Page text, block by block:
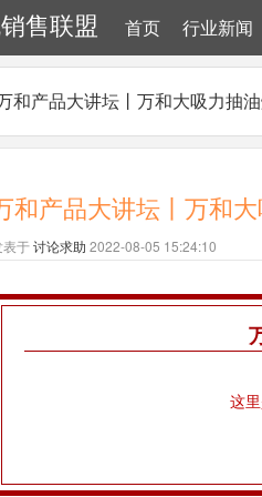
售联盟 首页 行业新闻
和产品大讲坛丨万和大吸力抽
和产品大讲坛丨万和
表于讨论求助 2022-08-05 15:24:10
这